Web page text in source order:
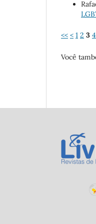
<< < 1 2 3 4
Você